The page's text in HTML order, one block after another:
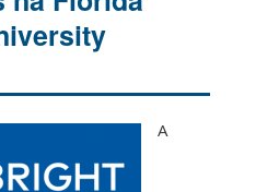
A